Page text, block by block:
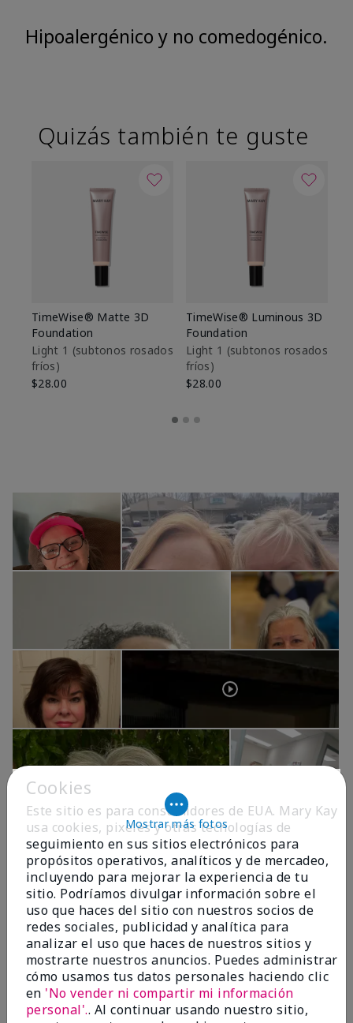
Hipoalergénico y no comedogénico.
Quizás también te guste
TimeWise® Matte 3D
Foundation
Light 1​ (subtonos rosados
fríos)
$28.00
TimeWise® Luminous 3D
Foundation
Light 1​ (subtonos rosados
fríos)
$28.00
Mostrar más fotos
OPINIONES
4.9
299 Reseñas
Escribir Una Opinión
Cookies
Este sitio es para consumidores de EUA. Mary Kay
usa cookies, pixeles y otras tecnologías de
seguimiento en sus sitios electrónicos para
propósitos operativos, analíticos y de mercadeo,
incluyendo para mejorar la experiencia de tu
sitio. Podríamos divulgar información sobre el
uso que haces del sitio con nuestros socios de
redes sociales, publicidad y analítica para
analizar el uso que haces de nuestros sitios y
mostrarte nuestros anuncios. Puedes administrar
cómo usamos tus datos personales haciendo clic
en 'No vender ni compartir mi información
personal'.. Al continuar usando nuestro sitio,